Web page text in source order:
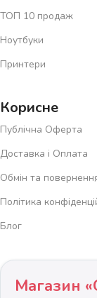
ТОП 10 продаж
Ноутбуки
Принтери
Корисне
Публічна Оферта
Доставка і Оплата
Обмін та
Політика
Блог
Магазин